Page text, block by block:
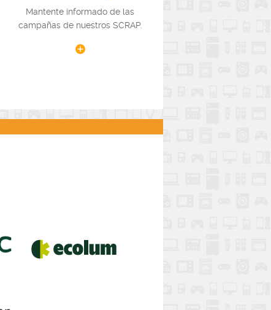
Mantente informado de las
campañas de nuestros SCRAP.